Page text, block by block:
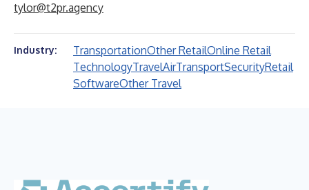
tylor@t2pr.agency
Industry: TransportationOther RetailOnline Retail
TechnologyTravelAirTransportSecurityRetail
SoftwareOther Travel